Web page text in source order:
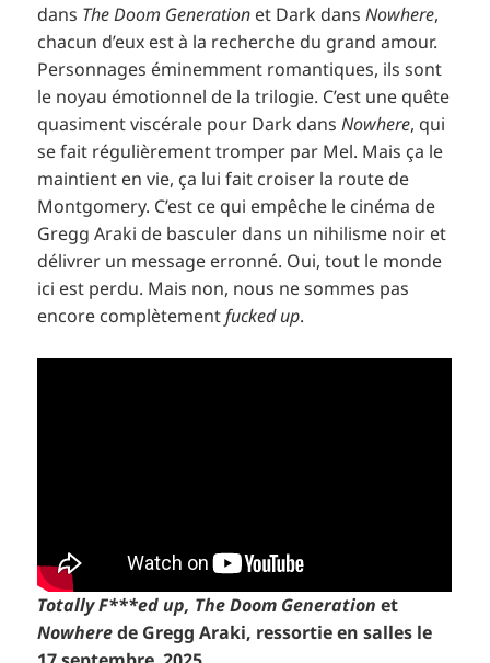
dans The Doom Generation et Dark dansNowhere,
chacun d’eux est à la recherche du grand amour.
Personnages éminemment romantiques, ils sont
le noyau émotionnel de la trilogie. C’est une quête
quasiment viscérale pour Dark dansNowhere, qui
se fait régulièrement tromper par Mel. Mais ça le
maintient en vie, ça lui fait croiser la route de
Montgomery. C’est ce qui empêche le cinéma de
Gregg Araki de basculer dans un nihilisme noir et
délivrer un message erronné. Oui, tout le monde
ici est perdu. Mais non, nous ne sommes pas
encore complètementfucked up.
Totally F***ed up, The Doom Generation et
Nowherede Gregg Araki, ressortie en salles le